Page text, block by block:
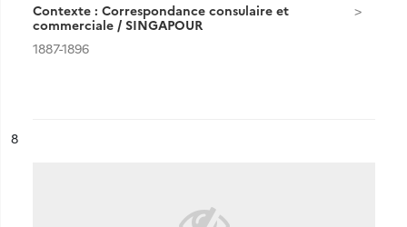
Contexte : Correspondance consulaire et
commerciale / SINGAPOUR
1887-1896
n°
8